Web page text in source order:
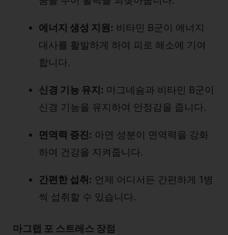
에너지 생성 지원: 비타민 B군이 에너지
대사를 활발하게 하여 피로 해소에 기여
합니다.
신경 기능 유지: 마그네슘과 비타민 B군이
신경 기능을 유지하여 안정감을 줍니다.
면역력 증진: 아연 성분이 면역력을 강화
하여 건강을 지켜줍니다.
간편한 섭취: 언제 어디서든 간편하게 1병
씩 섭취할 수 있습니다.
마그랩 포 스트레스 장점